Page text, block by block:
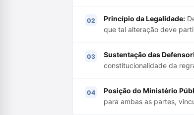
Princípio da Legalidade:
que tal alteração deve
Sustentação das
constitucionalidade da
Posição do Ministério
para ambas as partes,